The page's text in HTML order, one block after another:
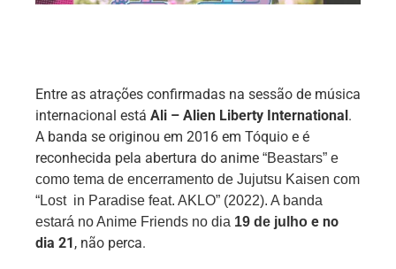
Entre as atrações confirmadas na sessão de música
internacional está Ali – Alien Liberty International.
A banda se originou em 2016 em Tóquio e é
reconhecida pela abertura do anime “Beastars” e
como tema de encerramento de Jujutsu Kaisen com
“Lost in Paradise feat. AKLO” (2022). A banda
estará no Anime Friends no dia 19 de julho e no
dia 21, não perca.